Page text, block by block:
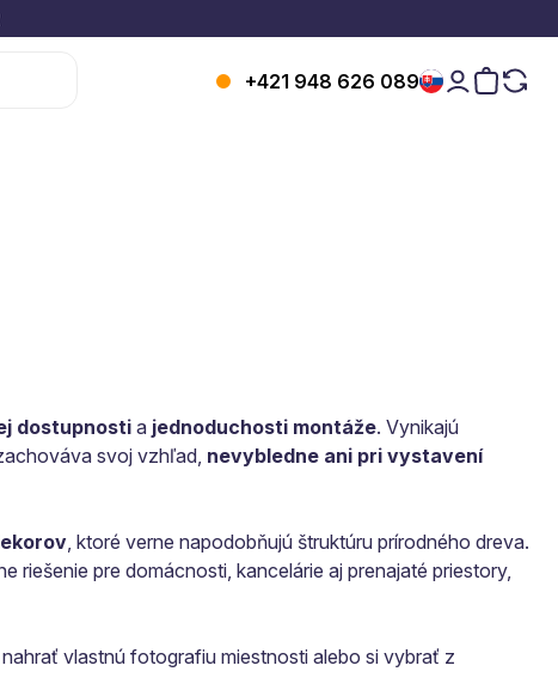
+421 948 626 089
dostupnosti a jednoduchosti montáže. Vynikajú
svoj vzhľad, nevybledne ani pri vystavení
, ktoré verne napodobňujú štruktúru prírodného dreva.
pre domácnosti, kancelárie aj prenajaté priestory,
vlastnú fotografiu miestnosti alebo si vybrať z